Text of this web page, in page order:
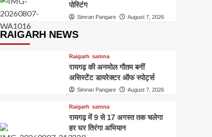
बदलाव, 16 जून से ऑनलाइन
हाजिरी और लीव जरूरी
पोस्टिंग
Simran Pangare August 7, 2026
RAIGARH NEWS
Raigarh samna
रायगढ़ की अनमोल गौतम बनीं
असिस्टेंट डायरेक्टर ऑफ स्पोर्ट्स
Simran Pangare August 7, 2026
Raigarh samna
रायगढ़ में 9 से 17 अगस्त तक चलेगा
हर घर तिरंगा अभियान